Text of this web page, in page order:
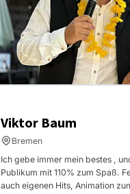
Viktor Baum
Bremen
Ich gebe immer mein bestes ,
Publikum mit 110% zum Spaß.
auch eigenen Hits, Animation